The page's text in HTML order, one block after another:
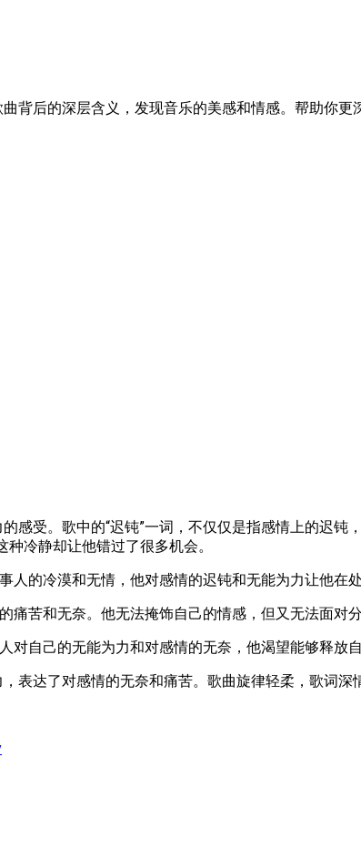
背后的深层含义，发现音乐的美感和情感。帮助你
感受。歌中的“迟钝”一词，不仅仅是指感情上的迟
冷静却让他错过了很多机会。
的冷漠和无情，他对感情的迟钝和无能为力让他在
苦和无奈。他无法掩饰自己的情感，但又无法面对分
自己的无能为力和对感情的无奈，他渴望能够释放
表达了对感情的无奈和痛苦。歌曲旋律轻柔，歌词深